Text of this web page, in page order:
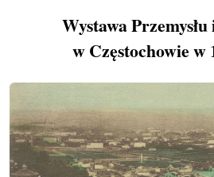
Wystawa
w Częstochowie w